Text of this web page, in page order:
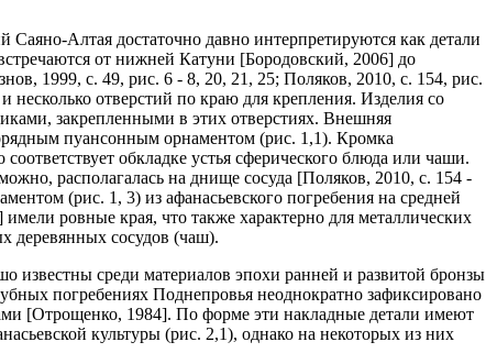
Саяно-Алтая достаточно давно интерпретируются как детали
от нижней Катуни [Бородовский, 2006] до
1999, с. 49, рис. 6 - 8, 20, 21, 25; Поляков, 2010, с. 154, рис.
отверстий по краю для крепления. Изделия со
закрепленными в этих отверстиях. Внешняя
пуансонным орнаментом (рис. 1,1). Кромка
обкладке устья сферического блюда или чаши.
располагалась на днище сосуда [Поляков, 2010, с. 154 -
(рис. 1, 3) из афанасьевского погребения на средней
ровные края, что также характерно для металлических
деревянных сосудов (чаш).
известны среди материалов эпохи ранней и развитой бронзы
погребениях Поднепровья неоднократно зафиксировано
[Отрощенко, 1984]. По форме эти накладные детали имеют
культуры (рис. 2,1), однако на некоторых из них